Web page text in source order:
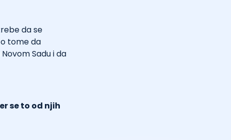
da se
tome da
Sadu i da
se to od njih